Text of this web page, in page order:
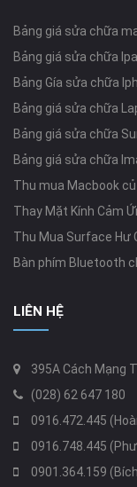
Bảng giá sửa chữa
Bảng giá sửa chữa
Bảng Gía sửa chữa
Bảng giá sửa chữa
Bảng giá sửa chữa
Bảng giá sửa chữa
Thu mua Macbook
Thay Mặt Kính Cảm
Thu Mua Surface Hư
Bàn phím Bluetooth
LIÊN HỆ
395A Cách Mạng
(028) 62 647 180
0916.472.445
0916.748.445
0901.364.159